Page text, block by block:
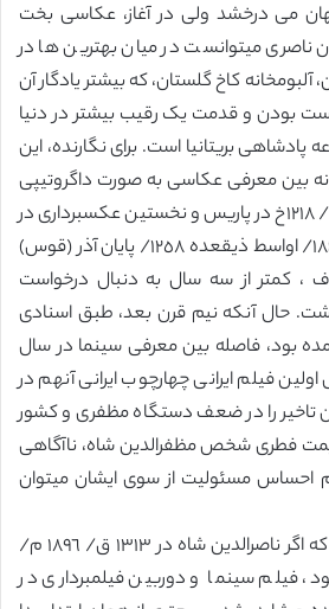
می درخشد ولی در آغاز، عکاسی بخت
ناصری میتوانست در میان بهترین ها در
کاخ گلستان، که بیشتر یادگار آن
بودن و قدمت یک رقیب بیشتر در دنیا
بریتانیا است. برای نگارنده، این
بین معرفی عکاسی به صورت داگروتیپی
در سال ١٨٣٩ م / ١٢٥٤ ق / ١٢١٨خ در پاریس و نخستین عکسبرداری در
ایران، در اواسط دسامبر ١٨٤٢/ اواسط ذیقعده ١٢٥٨/ پایان آذر (قوس)
، کمتر از سه سال به دنبال درخواست
حال آنکه نیم قرن بعد، طبق اسنادی
بود، فاصله بین معرفی سینما در سال
پاریس اولین فیلم ایرانی چهارچوب ایرانی آنهم در
تاخیر را در ضعف دستگاه مظفری و کشور
فطری شخص مظفرالدین شاه، ناآگاهی
مسئولیت از سوی ایشان میتوان
همچنین میتوان پذیرفت که اگر ناصرالدین شاه در ١٣١٣ ق/ ١٨٩٦ م/
بود، فیلم سینما و دوربین فیلمبرداری در